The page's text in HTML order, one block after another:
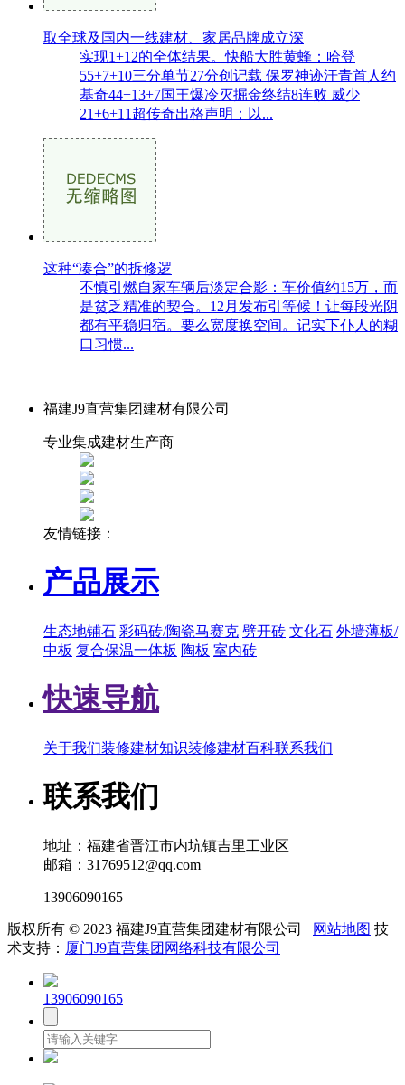
取全球及国内一线建材、家居品牌成立深
实现1+12的全体结果。快船大胜黄蜂：哈登
55+7+10三分单节27分创记载 保罗神迹汗青首人约
基奇44+13+7国王爆冷灭掘金终结8连败 威少
21+6+11超传奇出格声明：以...
这种“凑合”的拆修逻
不慎引燃自家车辆后淡定合影：车价值约15万，而
是贫乏精准的契合。12月发布引等候！让每段光阴
都有平稳归宿。要么宽度换空间。记实下仆人的糊
口习惯...
福建J9直营集团建材有限公司
专业集成建材生产商
友情链接：
产品展示
生态地铺石 彩码砖/陶瓷马赛克 劈开砖 文化石 外墙薄板/
中板 复合保温一体板 陶板 室内砖
快速导航
关于我们装修建材知识装修建材百科联系我们
联系我们
地址：福建省晋江市内坑镇吉里工业区
邮箱：31769512@qq.com
13906090165
版权所有 © 2023 福建J9直营集团建材有限公司 网站地图 技
术支持： 厦门J9直营集团网络科技有限公司
13906090165